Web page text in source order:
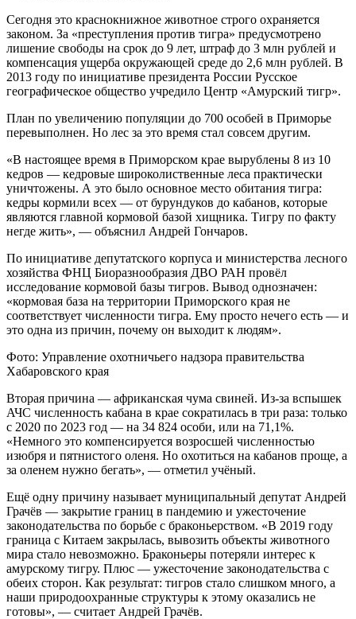
Сегодня это краснокнижное животное строго охраняется
законом. За «преступления против тигра» предусмотрено
лишение свободы на срок до 9 лет, штраф до 3 млн рублей и
компенсация ущерба окружающей среде до 2,6 млн рублей. В
2013 году по инициативе президента России Русское
географическое общество учредило Центр «Амурский тигр».
План по увеличению популяции до 700 особей в Приморье
перевыполнен. Но лес за это время стал совсем другим.
«В настоящее время в Приморском крае вырублены 8 из 10
кедров — кедровые широколиственные леса практически
уничтожены. А это было основное место обитания тигра:
кедры кормили всех — от бурундуков до кабанов, которые
являются главной кормовой базой хищника. Тигру по факту
негде жить», — объяснил Андрей Гончаров.
По инициативе депутатского корпуса и министерства лесного
хозяйства ФНЦ Биоразнообразия ДВО РАН провёл
исследование кормовой базы тигров. Вывод однозначен:
«кормовая база на территории Приморского края не
соответствует численности тигра. Ему просто нечего есть — и
это одна из причин, почему он выходит к людям».
Фото: Управление охотничьего надзора правительства
Хабаровского края
Вторая причина — африканская чума свиней. Из-за вспышек
АЧС численность кабана в крае сократилась в три раза: только
с 2020 по 2023 год — на 34 824 особи, или на 71,1%.
«Немного это компенсируется возросшей численностью
изюбря и пятнистого оленя. Но охотиться на кабанов проще, а
за оленем нужно бегать», — отметил учёный.
Ещё одну причину называет муниципальный депутат Андрей
Грачёв — закрытие границ в пандемию и ужесточение
законодательства по борьбе с браконьерством. «В 2019 году
граница с Китаем закрылась, вывозить объекты животного
мира стало невозможно. Браконьеры потеряли интерес к
амурскому тигру. Плюс — ужесточение законодательства с
обеих сторон. Как результат: тигров стало слишком много, а
наши природоохранные структуры к этому оказались не
готовы», — считает Андрей Грачёв.